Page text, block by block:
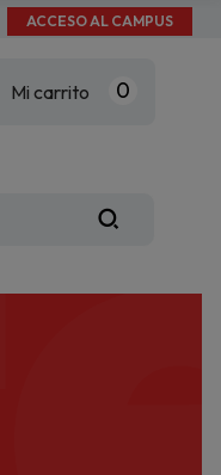
ACCESO AL CAMPUS
Mi carrito 0